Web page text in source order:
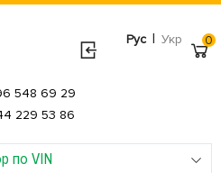
Рус | Укр
по VIN
548 69 29
229 53 86
0